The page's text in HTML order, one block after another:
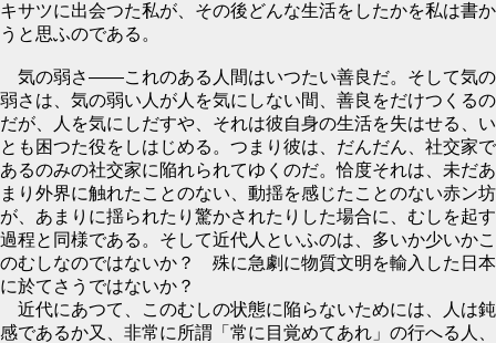
キサツに出会つた私が、その後どんな生活をしたかを私は書か
うと思ふのである。
気の弱さ――これのある人間はいつたい善良だ。そして気の
弱さは、気の弱い人が人を気にしない間、善良をだけつくるの
だが、人を気にしだすや、それは彼自身の生活を失はせる、い
とも困つた役をしはじめる。つまり彼は、だんだん、社交家で
あるのみの社交家に陥れられてゆくのだ。恰度それは、未だあ
まり外界に触れたことのない、動揺を感じたことのない赤ン坊
が、あまりに揺られたり驚かされたりした場合に、むしを起す
過程と同様である。そして近代人といふのは、多いか少いかこ
のむしなのではないか？ 殊に急劇に物質文明を輸入した日本
に於てさうではないか？
近代にあつて、このむしの状態に陥らないためには、人は鈍
感であるか又、非常に所謂「常に目覚めてあれ」の行へる人、